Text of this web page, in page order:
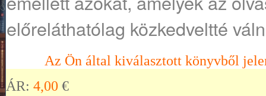
előreláthatólag közkedveltté
Az Ön által kiválasztott könyvből
ÁR: 4,00 €